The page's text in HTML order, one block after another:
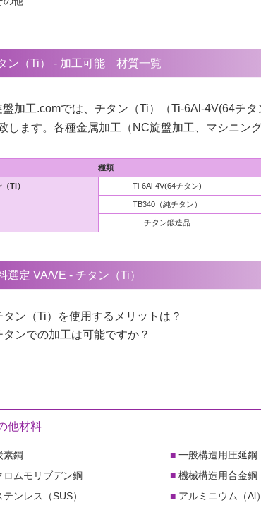
ン（Ti） - 加工可能 材質一覧
加工.comでは、チタン（Ti）（Ti-6Al-4V(64チ
します。各種金属加工（NC旋盤加工、マシニン
種類
Ti） Ti-6Al-4V(64チタン)
TB340（純チタン）
チタン鍛造品
選定 VA/VE - チタン（Ti）
タン（Ti）を使用するメリットは？
タンでの加工は可能ですか？
他材料
素鋼 一般構造用圧延鋼
ロムモリブデン鋼
機械構造用合金鋼
テンレス（SUS）
アルミニウム（Al）